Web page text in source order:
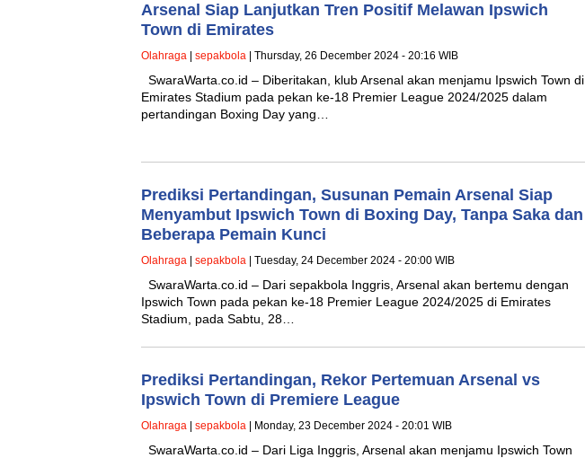
Arsenal Siap Lanjutkan Tren Positif Melawan Ipswich
Town di Emirates
Olahraga sepakbola | Thursday, 26 December 2024 - 20:16 WIB
SwaraWarta.co.id – Diberitakan, klub Arsenal akan menjamu Ipswich Town di
Emirates Stadium pada pekan ke-18 Premier League 2024/2025 dalam
pertandingan Boxing Day yang…
Prediksi Pertandingan, Susunan Pemain Arsenal Siap
Menyambut Ipswich Town di Boxing Day, Tanpa Saka dan
Beberapa Pemain Kunci
Olahraga sepakbola | Tuesday, 24 December 2024 - 20:00 WIB
SwaraWarta.co.id – Dari sepakbola Inggris, Arsenal akan bertemu dengan
Ipswich Town pada pekan ke-18 Premier League 2024/2025 di Emirates
Stadium, pada Sabtu, 28…
Prediksi Pertandingan, Rekor Pertemuan Arsenal vs
Ipswich Town di Premiere League
Olahraga sepakbola | Monday, 23 December 2024 - 20:01 WIB
SwaraWarta.co.id – Dari Liga Inggris, Arsenal akan menjamu Ipswich Town